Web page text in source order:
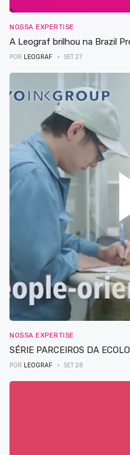
NOSSA EXPERTISE
A Leograf brilhou na Brazil
POR LEOGRAF SET 27
NOSSA EXPERTISE
SÉRIE PARCEIROS DA
POR LEOGRAF SET 28